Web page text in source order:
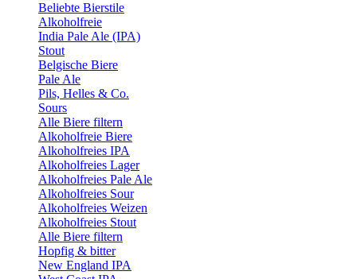
Beliebte Bierstile
Alkoholfreie
India Pale Ale (IPA)
Stout
Belgische Biere
Pale Ale
Pils, Helles & Co.
Sours
Alle Biere filtern
Alkoholfreie Biere
Alkoholfreies IPA
Alkoholfreies Lager
Alkoholfreies Pale Ale
Alkoholfreies Sour
Alkoholfreies Weizen
Alkoholfreies Stout
Alle Biere filtern
Hopfig & bitter
New England IPA